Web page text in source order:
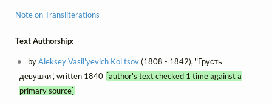
Note on Transliterations
Text Authorship:
byAleksey Vasil'yevich Kol'tsov(1808 - 1842), "Грусть
девушки", written 1840 [author's text checked 1 time against a
primary source]